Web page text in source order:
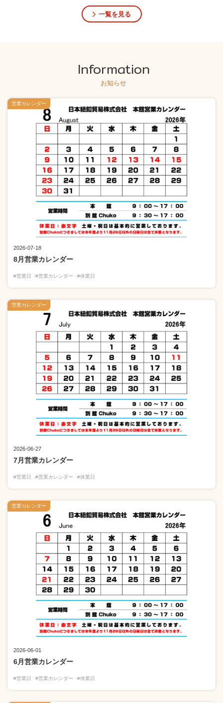
一覧を見る
Information
お知らせ
2026-07-18
8月営業カレンダー
#営業日 #営業カレンダー #休業日
営業カレンダー
2026-06-27
7月営業カレンダー
#営業日 #営業カレンダー #休業日
営業カレンダー
2026-06-01
6月営業カレンダー
#営業日 #営業カレンダー #休業日
営業カレンダー